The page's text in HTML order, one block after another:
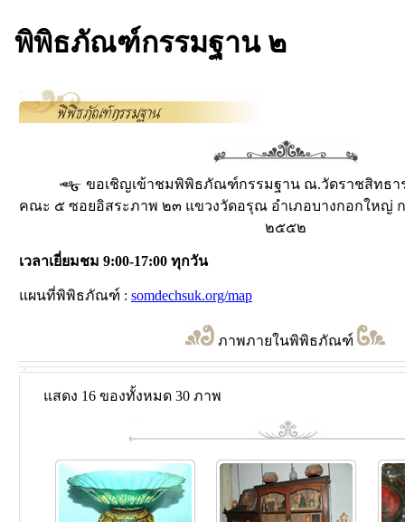
พิพิธภัณฑ์กรรมฐาน ๒
ขอเชิญเข้าชมพิพิธภัณฑ์กรรมฐาน ณ.วัดราชสิทธา
คณะ ๕ ซอยอิสระภาพ ๒๓ แขวงวัดอรุณ อำเภอบางกอกใหญ่
๒๕๕๒
เวลาเยี่ยมชม 9:00-17:00 ทุกวัน
แผนที่พิพิธภัณฑ์ : somdechsuk.org/map
ภาพภายในพิพิธภัณฑ์
แสดง 16 ของทั้งหมด 30 ภาพ